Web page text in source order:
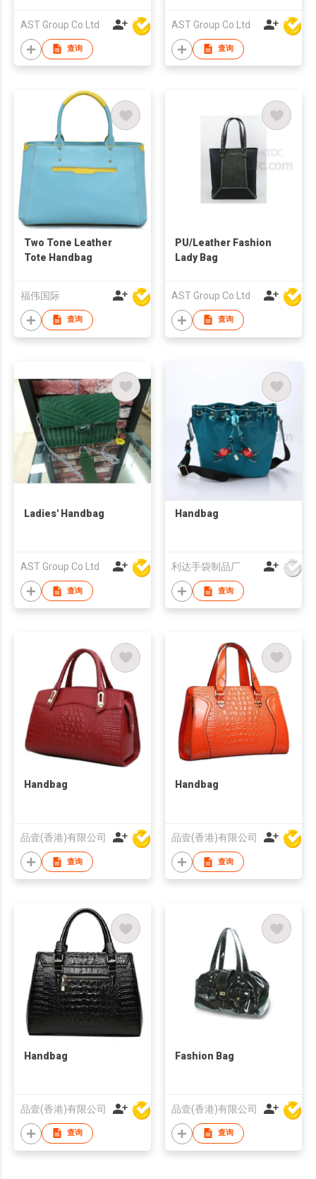
AST Group Co Ltd
查询
AST Group Co Ltd
查询
Two Tone Leather
Tote Handbag
福伟国际
查询
PU/Leather Fashion
Lady Bag
AST Group Co Ltd
查询
Ladies' Handbag
AST Group Co Ltd
查询
Handbag
利达手袋制品厂
查询
Handbag
品壹(香港)有限公司
查询
Handbag
品壹(香港)有限公司
查询
Handbag
品壹(香港)有限公司
查询
Fashion Bag
品壹(香港)有限公司
查询